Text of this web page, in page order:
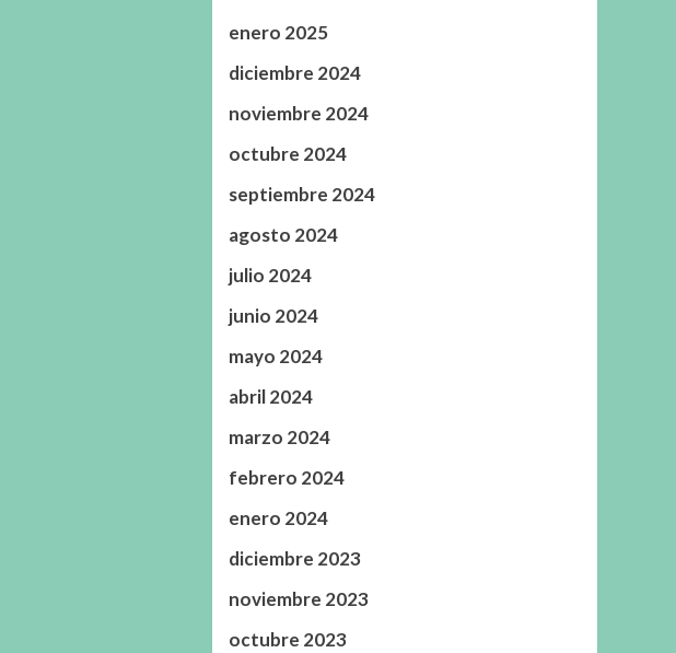
enero 2025
diciembre 2024
noviembre 2024
octubre 2024
septiembre 2024
agosto 2024
julio 2024
junio 2024
mayo 2024
abril 2024
marzo 2024
febrero 2024
enero 2024
diciembre 2023
noviembre 2023
octubre 2023